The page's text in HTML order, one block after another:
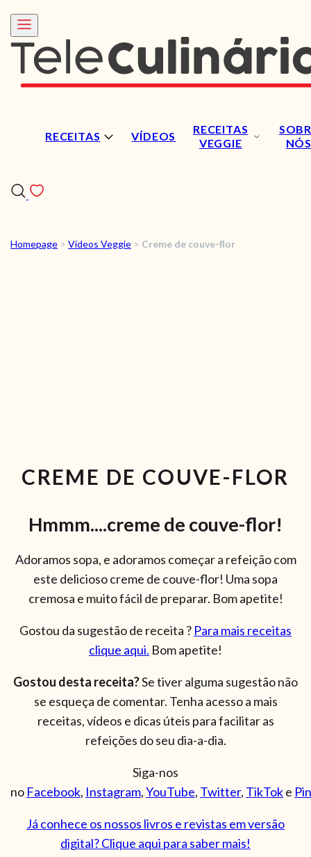
RECEITAS VÍDEOS
RECEITAS
VEGGIE
NÓS
RECEITAS
Homepage > Vídeos Veggie > Creme de couve-flor
CREME DE COUVE-FLOR
Hmmm....creme de couve-flor!
Adoramos sopa, e adoramos começar a refeição com
este delicioso creme de couve-flor! Uma sopa
cremosa e muito fácil de preparar. Bom apetite!
Gostou da sugestão de receita ? Para mais receitas
clique aqui. Bom apetite!
Gostou desta receita?Se tiver alguma sugestão não
se esqueça de comentar. Tenha acesso a mais
receitas, vídeos e dicas úteis para facilitar as
refeições do seu dia-a-dia.
Siga-nos
no Facebook, Instagram,YouTube, Twitter, TikToke
Já conhece os nossos livros e revistas em versão
digital? Clique aqui para saber mais!